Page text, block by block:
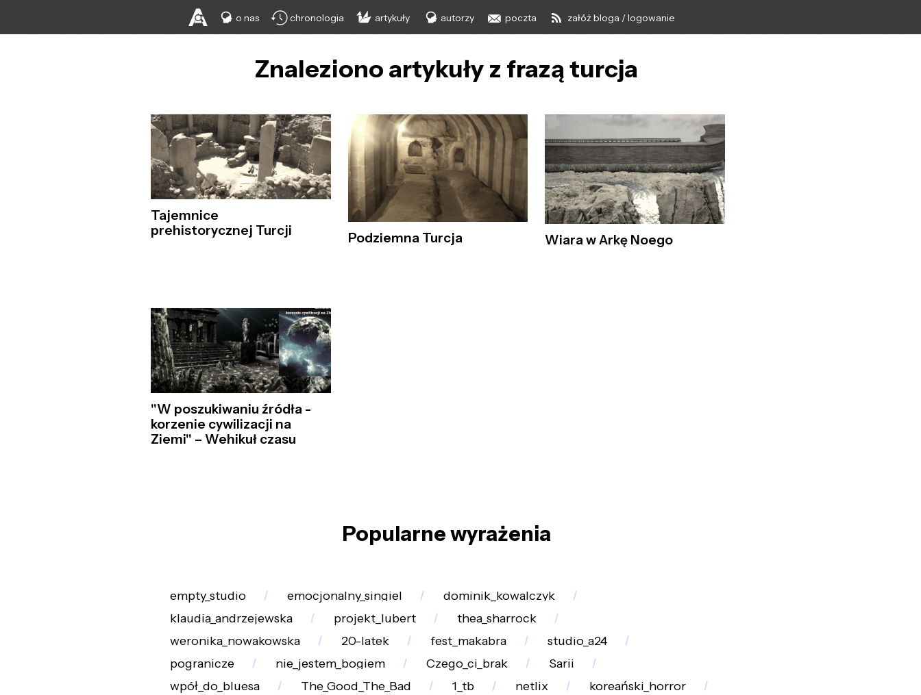
o nas chronologia artykuły autorzy poczta załóż bloga / logowanie
Znaleziono artykuły z frazą turcja
Tajemnice
prehistorycznej Turcji
Podziemna Turcja Wiara w Arkę Noego
"W poszukiwaniu źródła -
korzenie cywilizacji na
Ziemi" – Wehikuł czasu
Popularne wyrażenia
empty_studio emocjonalny_singiel
dominik_kowalczyk
klaudia_andrzejewska
projekt_lubert
thea_sharrock
weronika_nowakowska
20-latek fest_makabra
studio_a24
pogranicze
nie_jestem_bogiem Czego_ci_brak
Sarii
wpół_do_bluesa
The_Good_The_Bad 1_tb netlix
koreański_horror